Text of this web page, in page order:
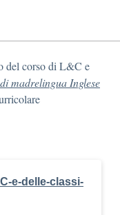
del corso di L&C e
madrelingua Inglese
e-delle-classi-